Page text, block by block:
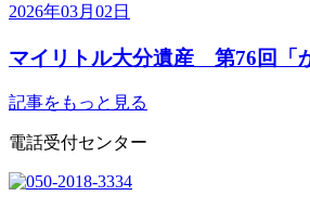
2026年03月02日
マイリトル大分遺産 第76回「
記事をもっと見る
電話受付センター